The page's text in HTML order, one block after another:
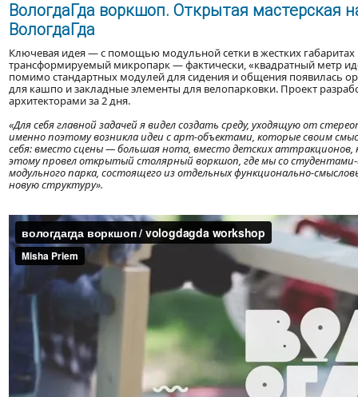
ВологдаГда воркшоп. Открытая мастерская
ВологдаГда
Ключевая идея — с помощью модульной сетки в жестких
трансформируемый микропарк — фактически, «квадратный метр
помимо стандартных модулей для сидения и общения появилась
для кашпо и закладные элементы для велопарковки. Проект
архитекторами за 2 дня.
«Для себя главной задачей я видел создать среду, уходящую от
именно поэтому возникла идеи с арт-объектами, которые своим
себя: вместо сцены — большая нота, вместо детских
этому провел открытый столярный воркшоп, где мы со
модульного парка, состоящего из отдельных функционально-
новую структуру».